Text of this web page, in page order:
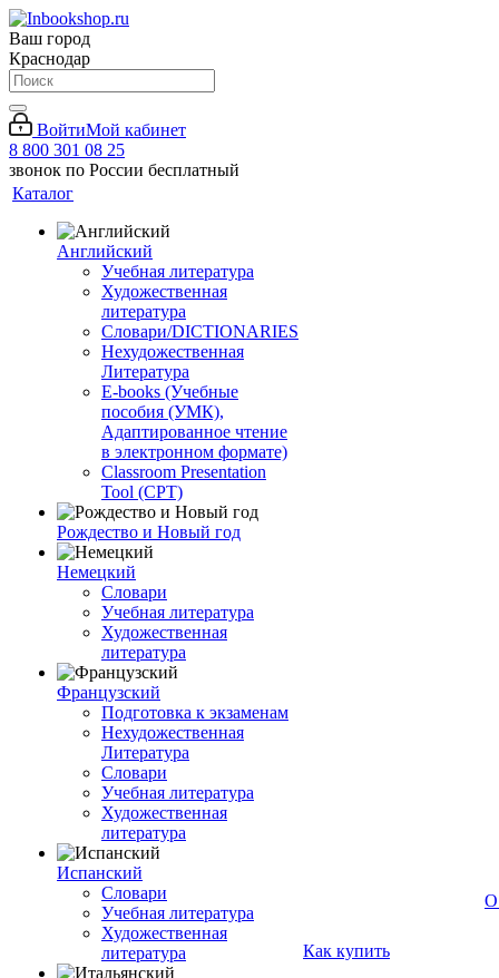
Ваш город
Краснодар
ВойтиМой кабинет
8 800 301 08 25
звонок по России бесплатный
Каталог
Английский
Учебная литература
Художественная
литература
Словари/DICTIONARIES
Нехудожественная
Литература
E-books (Учебные
пособия (УМК),
Адаптированное чтение
в электронном формате)
Classroom Presentation
Tool (CPT)
Рождество и Новый год
Немецкий
Словари
Учебная литература
Художественная
литература
Французский
Подготовка к экзаменам
Нехудожественная
Литература
Словари
Учебная литература
Художественная
литература
Испанский
Словари
Учебная литература
Художественная
литература
Как купить
О